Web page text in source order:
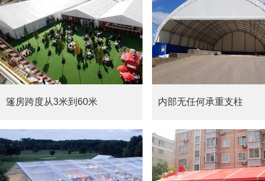
篷房跨度从3米到60米 内部无任何承重支柱